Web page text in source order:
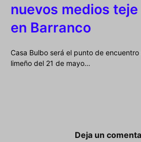
nuevos medios
en Barranco
Casa Bulbo será el punto de
limeño del 21 de mayo…
Deja un